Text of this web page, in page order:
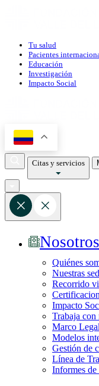
Tu salud
Pacientes
Educación
Investigación
Impacto Social
Citas y servicios
Nosotros
Quiénes
Nuestras
Recorrido
Impacto
Trabaja con
Marco Legal
Modelos
Gestión de
Línea de
Informes